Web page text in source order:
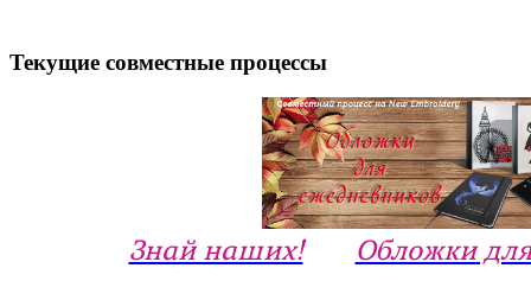
Текущие совместные процессы
Знай наших! Обложки